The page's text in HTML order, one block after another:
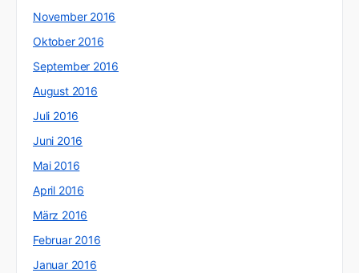
November 2016
Oktober 2016
September 2016
August 2016
Juli 2016
Juni 2016
Mai 2016
April 2016
März 2016
Februar 2016
Januar 2016